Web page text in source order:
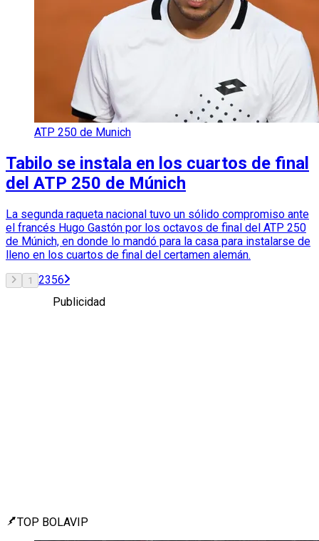
ATP 250 de Munich
Tabilo se instala en los cuartos de final
del ATP 250 de Múnich
La segunda raqueta nacional tuvo un sólido compromiso ante
el francés Hugo Gastón por los octavos de final del ATP 250
de Múnich, en donde lo mandó para la casa para instalarse de
lleno en los cuartos de final del certamen alemán.
1 2356
Publicidad
TOP BOLAVIP